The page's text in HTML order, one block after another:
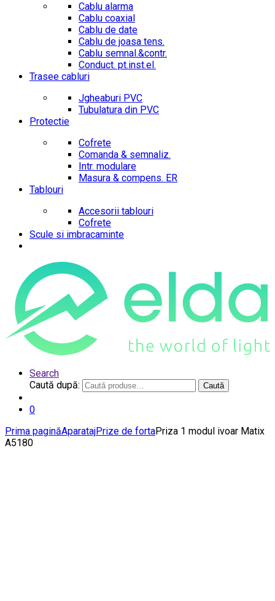
Cablu alarma
Cablu coaxial
Cablu de date
Cablu de joasa tens.
Cablu semnal.&contr.
Conduct. pt.inst.el.
Trasee cabluri
Jgheaburi PVC
Tubulatura din PVC
Protectie
Cofrete
Comanda & semnaliz.
Intr. modulare
Masura & compens. ER
Tablouri
Accesorii tablouri
Cofrete
Scule si imbracaminte
Search
Caută după:
Caută
0
Prima paginăAparatajPrize de fortaPriza 1 modul ivoar Matix
A5180